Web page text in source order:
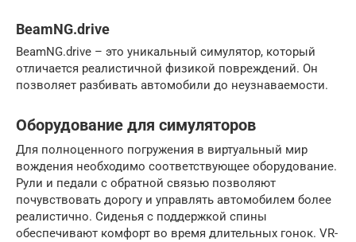
BeamNG.drive
BeamNG.drive – это уникальный симулятор, который
отличается реалистичной физикой повреждений. Он
позволяет разбивать автомобили до неузнаваемости.
Оборудование для симуляторов
Для полноценного погружения в виртуальный мир
вождения необходимо соответствующее оборудование.
Рули и педали с обратной связью позволяют
почувствовать дорогу и управлять автомобилем более
реалистично. Сиденья с поддержкой спины
обеспечивают комфорт во время длительных гонок. VR-